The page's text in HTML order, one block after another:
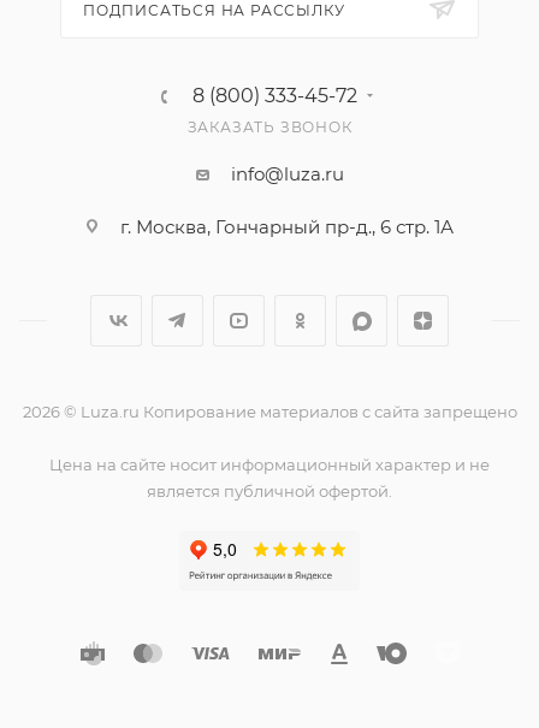
ПОДПИСАТЬСЯ НА РАССЫЛКУ
8 (800) 333-45-72
ЗАКАЗАТЬ ЗВОНОК
info@luza.ru
г. Москва, Гончарный пр-д., 6 стр. 1А
2026 © Luza.ru Копирование материалов с сайта запрещено
Цена на сайте носит информационный характер и не
является публичной офертой.